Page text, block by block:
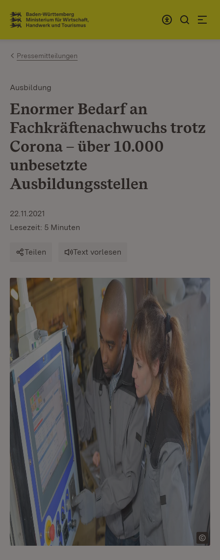
Zum Inhalt springen
Link zur Startseite
Pressemitteilungen
Ausbildung
Enormer Bedarf an
Fachkräftenachwuchs trotz
Corona – über 10.000
unbesetzte
Ausbildungsstellen
22.11.2021
Lesezeit: 5 Minuten
Teilen Text vorlesen